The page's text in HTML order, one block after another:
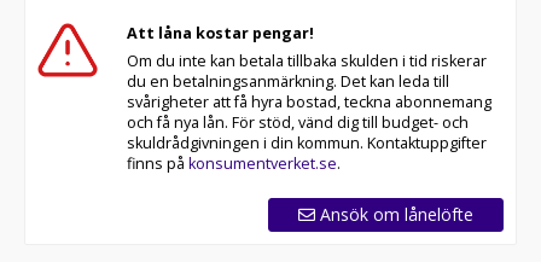
Att låna kostar pengar!
Om du inte kan betala tillbaka skulden i tid riskerar
du en betalningsanmärkning. Det kan leda till
svårigheter att få hyra bostad, teckna abonnemang
och få nya lån. För stöd, vänd dig till budget- och
skuldrådgivningen i din kommun. Kontaktuppgifter
finns på konsumentverket.se.
Ansök om lånelöfte